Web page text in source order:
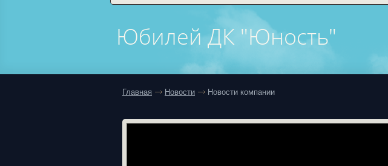
Юбилей ДК "Юность"
Главная Новости Новости компании